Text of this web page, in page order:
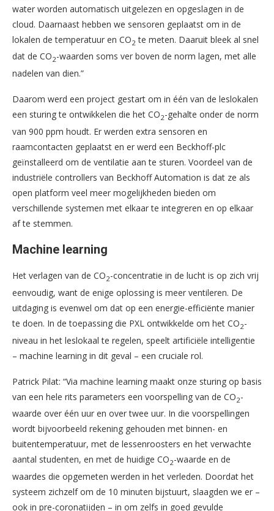
water worden automatisch uitgelezen en opgeslagen in de
cloud. Daarnaast hebben we sensoren geplaatst om in de
lokalen de temperatuur en CO2 te meten. Daaruit bleek al snel
dat de CO2-waarden soms ver boven de norm lagen, met alle
nadelen van dien.”
Daarom werd een project gestart om in één van de leslokalen
een sturing te ontwikkelen die het CO2-gehalte onder de norm
van 900 ppm houdt. Er werden extra sensoren en
raamcontacten geplaatst en er werd een Beckhoff-plc
geïnstalleerd om de ventilatie aan te sturen. Voordeel van de
industriële controllers van Beckhoff Automation is dat ze als
open platform veel meer mogelijkheden bieden om
verschillende systemen met elkaar te integreren en op elkaar
af te stemmen.
Machine learning
Het verlagen van de CO2-concentratie in de lucht is op zich vrij
eenvoudig, want de enige oplossing is meer ventileren. De
uitdaging is evenwel om dat op een energie-efficiënte manier
te doen. In de toepassing die PXL ontwikkelde om het CO2-
niveau in het leslokaal te regelen, speelt artificiële intelligentie
– machine learning in dit geval – een cruciale rol.
Patrick Pilat: “Via machine learning maakt onze sturing op basis
van een hele rits parameters een voorspelling van de CO2-
waarde over één uur en over twee uur. In die voorspellingen
wordt bijvoorbeeld rekening gehouden met binnen- en
buitentemperatuur, met de lessenroosters en het verwachte
aantal studenten, en met de huidige CO2-waarde en de
waardes die opgemeten werden in het verleden. Doordat het
systeem zichzelf om de 10 minuten bijstuurt, slaagden we er –
ook in pre-coronatijden – in om zelfs in goed gevulde